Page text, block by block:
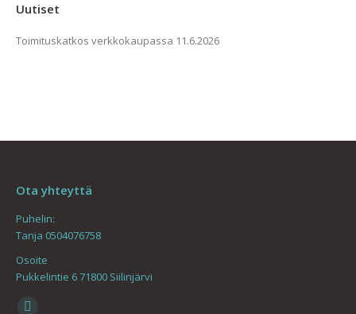
Uutiset
Toimituskatkos verkkokaupassa 11.6.2026
Ota yhteyttä
Puhelin:
Tanja 0504076758
Osoite
Pukkelintie 6 71800 Siilinjärvi
Find us on: